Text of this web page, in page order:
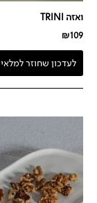
ואזה TRINI
₪109
לעדכון שחוזר למלאי